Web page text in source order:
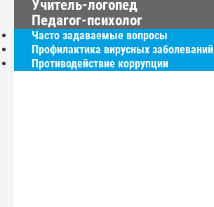
Учитель-логопед
Педагог-психолог
Часто задаваемые вопросы
Профилактика вирусных заболеваний
Противодействие коррупции